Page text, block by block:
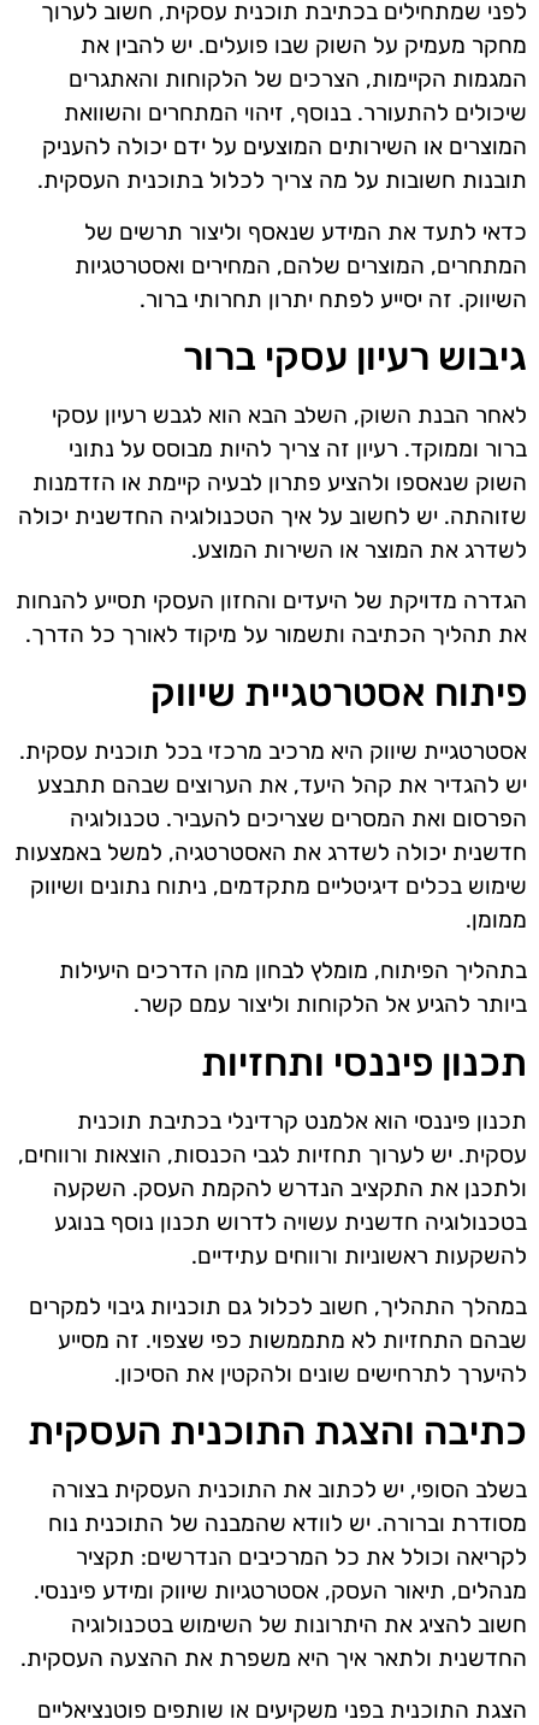
לפני שמתחילים בכתיבת תוכנית עסקית, חשוב לערוך
מחקר מעמיק על השוק שבו פועלים. יש להבין את
המגמות הקיימות, הצרכים של הלקוחות והאתגרים
שיכולים להתעורר. בנוסף, זיהוי המתחרים והשוואת
המוצרים או השירותים המוצעים על ידם יכולה להעניק
תובנות חשובות על מה צריך לכלול בתוכנית העסקית.
כדאי לתעד את המידע שנאסף וליצור תרשים של
המתחרים, המוצרים שלהם, המחירים ואסטרטגיות
השיווק. זה יסייע לפתח יתרון תחרותי ברור.
גיבוש רעיון עסקי ברור
לאחר הבנת השוק, השלב הבא הוא לגבש רעיון עסקי
ברור וממוקד. רעיון זה צריך להיות מבוסס על נתוני
השוק שנאספו ולהציע פתרון לבעיה קיימת או הזדמנות
שזוהתה. יש לחשוב על איך הטכנולוגיה החדשנית יכולה
לשדרג את המוצר או השירות המוצע.
הגדרה מדויקת של היעדים והחזון העסקי תסייע להנחות
את תהליך הכתיבה ותשמור על מיקוד לאורך כל הדרך.
פיתוח אסטרטגיית שיווק
אסטרטגיית שיווק היא מרכיב מרכזי בכל תוכנית עסקית.
יש להגדיר את קהל היעד, את הערוצים שבהם תתבצע
הפרסום ואת המסרים שצריכים להעביר. טכנולוגיה
חדשנית יכולה לשדרג את האסטרטגיה, למשל באמצעות
שימוש בכלים דיגיטליים מתקדמים, ניתוח נתונים ושיווק
ממומן.
בתהליך הפיתוח, מומלץ לבחון מהן הדרכים היעילות
ביותר להגיע אל הלקוחות וליצור עמם קשר.
תכנון פיננסי ותחזיות
תכנון פיננסי הוא אלמנט קרדינלי בכתיבת תוכנית
עסקית. יש לערוך תחזיות לגבי הכנסות, הוצאות ורווחים,
ולתכנן את התקציב הנדרש להקמת העסק. השקעה
בטכנולוגיה חדשנית עשויה לדרוש תכנון נוסף בנוגע
להשקעות ראשוניות ורווחים עתידיים.
במהלך התהליך, חשוב לכלול גם תוכניות גיבוי למקרים
שבהם התחזיות לא מתממשות כפי שצפוי. זה מסייע
להיערך לתרחישים שונים ולהקטין את הסיכון.
כתיבה והצגת התוכנית העסקית
בשלב הסופי, יש לכתוב את התוכנית העסקית בצורה
מסודרת וברורה. יש לוודא שהמבנה של התוכנית נוח
לקריאה וכולל את כל המרכיבים הנדרשים: תקציר
מנהלים, תיאור העסק, אסטרטגיות שיווק ומידע פיננסי.
חשוב להציג את היתרונות של השימוש בטכנולוגיה
החדשנית ולתאר איך היא משפרת את ההצעה העסקית.
הצגת התוכנית בפני משקיעים או שותפים פוטנציאליים